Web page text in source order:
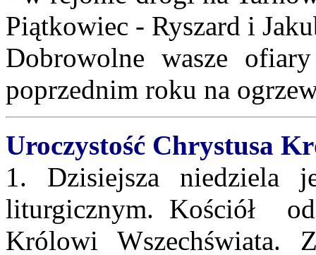
Piątkowiec - Ryszard i
Dobrowolne wasze
poprzednim roku na
Uroczystość Chrystusa
1. Dzisiejsza niedziela
liturgicznym. Kościół
Królowi Wszechświata.